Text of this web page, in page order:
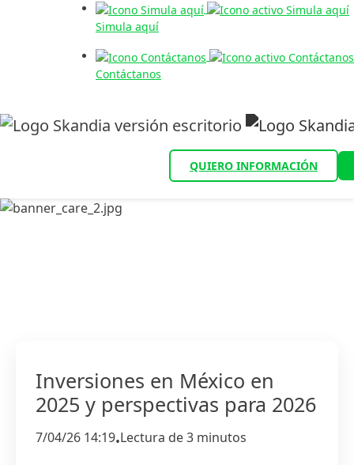
Simula aquí
Contáctanos
QUIERO INFORMACIÓN
Inversiones en México en
2025 y perspectivas para 2026
7/04/26 14:19•Lectura de 3 minutos